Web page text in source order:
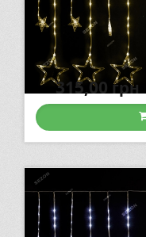
315,00грн